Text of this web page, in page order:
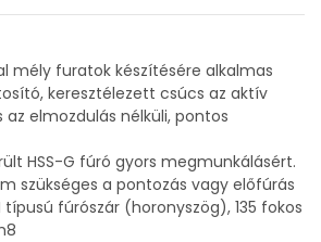
mély furatok készítésére alkalmas
keresztélezett csúcs az aktív
elmozdulás nélküli, pontos
HSS-G fúró gyors megmunkálásért.
szükséges a pontozás vagy előfúrás
típusú fúrószár (horonyszög), 135 fokos